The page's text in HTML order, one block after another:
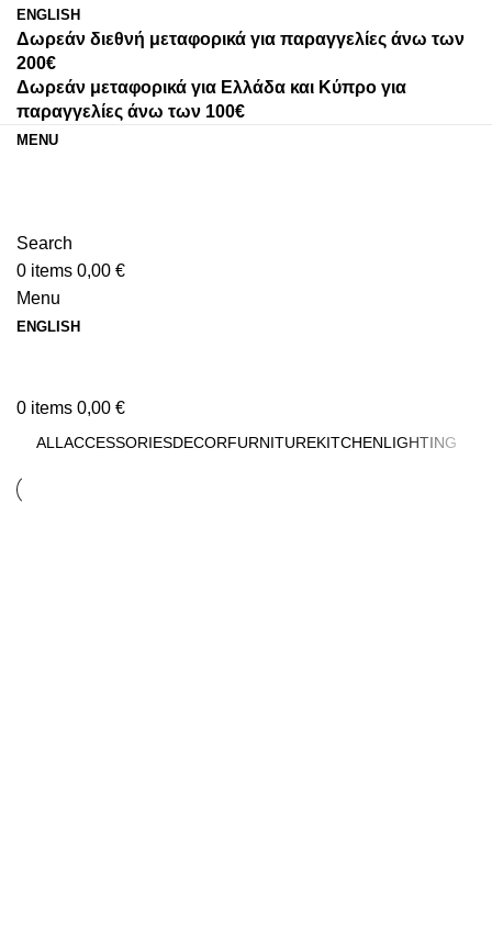
ENGLISH
Δωρεάν διεθνή μεταφορικά για παραγγελίες άνω των
200€
Δωρεάν μεταφορικά για Ελλάδα και Κύπρο για
παραγγελίες άνω των 100€
MENU
Search
0 items 0,00 €
Menu
ENGLISH
0 items 0,00 €
ALL ACCESSORIESDECORFURNITUREKITCHENLIGHTING